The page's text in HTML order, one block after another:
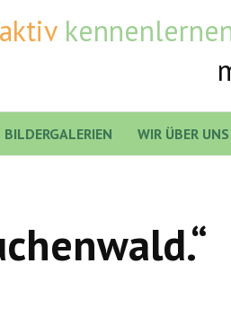
aktiv
BILDERGALERIEN WIR ÜBER UNS